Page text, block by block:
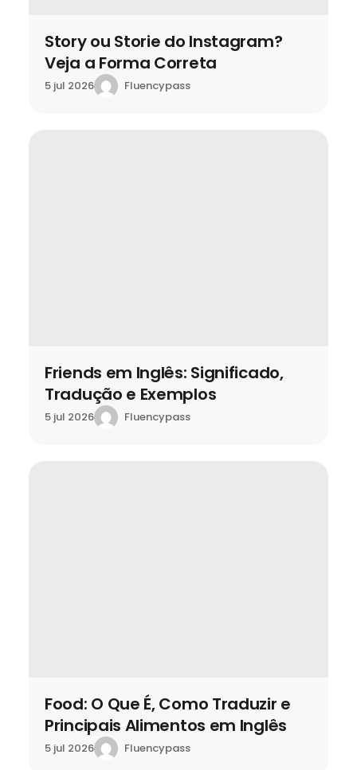
Story ou Storie do Instagram?
Veja a Forma Correta
5 jul 2026 Fluencypass
Friends em Inglês: Significado,
Tradução e Exemplos
5 jul 2026 Fluencypass
Food: O Que É, Como Traduzir e
Principais Alimentos em Inglês
5 jul 2026 Fluencypass